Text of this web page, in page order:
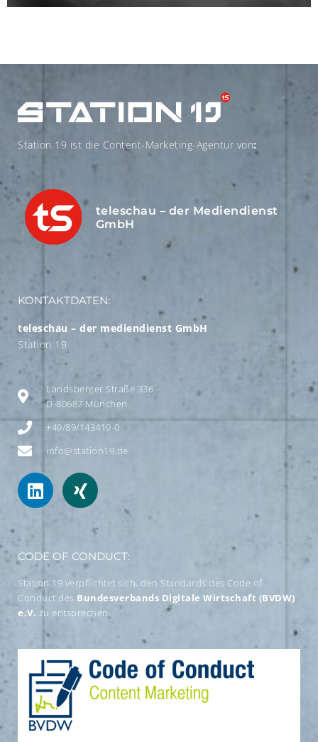
Station 19 ist die Content-Marketing-Agentur von:
teleschau – der Mediendienst
GmbH
KONTAKTDATEN:
teleschau – der mediendienst GmbH
Station 19
Landsberger Straße 336
D-80687 München
+49/89/143419-0
info@station19.de
CODE OF CONDUCT:
Station 19 verpflichtet sich, den Standards des Code of
Conduct des Bundesverbands Digitale Wirtschaft (BVDW)
e.V. zu entsprechen.